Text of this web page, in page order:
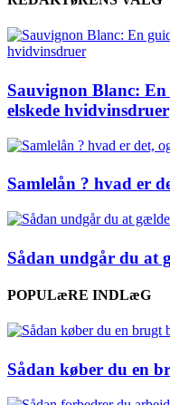
Sauvignon Blanc: En
elskede hvidvinsdruer
Samlelån ? hvad er
Sådan undgår du at
POPULæRE INDLæG
Sådan køber du en